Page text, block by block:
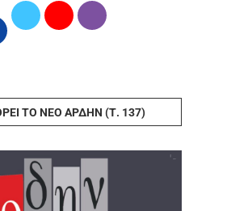
ΤΟ ΝΈΟ ΆΡΔΗΝ (Τ. 137)